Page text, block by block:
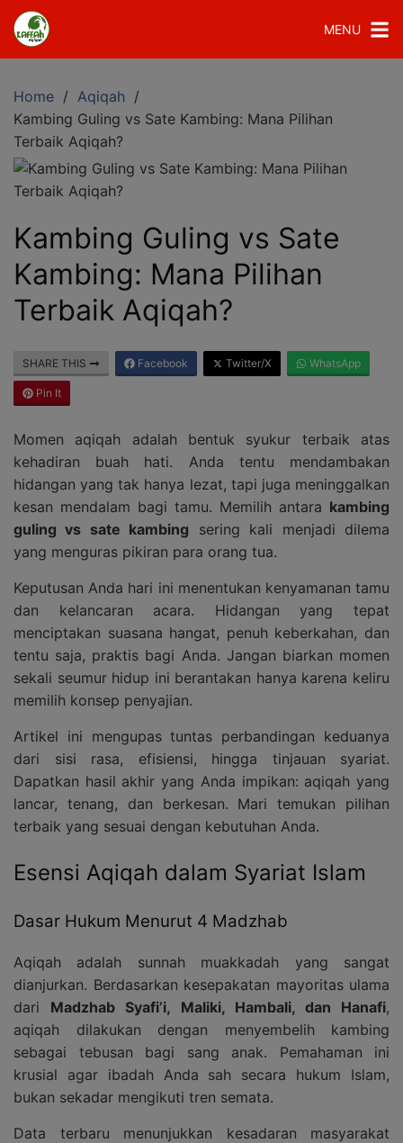
MENU
Home
Aqiqah
Kambing Guling vs Sate Kambing: Mana Pilihan
Terbaik Aqiqah?
Kambing Guling vs Sate
Kambing: Mana Pilihan
Terbaik Aqiqah?
SHARE THIS Facebook Twitter/X WhatsApp
Pin It
Momen aqiqah adalah bentuk syukur terbaik atas
kehadiran buah hati. Anda tentu mendambakan
hidangan yang tak hanya lezat, tapi juga meninggalkan
kesan mendalam bagi tamu. Memilih antara kambing
guling vs sate kambing sering kali menjadi dilema
yang menguras pikiran para orang tua.
Keputusan Anda hari ini menentukan kenyamanan tamu
dan kelancaran acara. Hidangan yang tepat
menciptakan suasana hangat, penuh keberkahan, dan
tentu saja, praktis bagi Anda. Jangan biarkan momen
sekali seumur hidup ini berantakan hanya karena keliru
memilih konsep penyajian.
Artikel ini mengupas tuntas perbandingan keduanya
dari sisi rasa, efisiensi, hingga tinjauan syariat.
Dapatkan hasil akhir yang Anda impikan: aqiqah yang
lancar, tenang, dan berkesan. Mari temukan pilihan
terbaik yang sesuai dengan kebutuhan Anda.
Esensi Aqiqah dalam Syariat Islam
Dasar Hukum Menurut 4 Madzhab
Aqiqah adalah sunnah muakkadah yang sangat
dianjurkan. Berdasarkan kesepakatan mayoritas ulama
dari Madzhab Syafi’i, Maliki, Hambali, dan Hanafi,
aqiqah dilakukan dengan menyembelih kambing
sebagai tebusan bagi sang anak. Pemahaman ini
krusial agar ibadah Anda sah secara hukum Islam,
bukan sekadar mengikuti tren semata.
Data terbaru menunjukkan kesadaran masyarakat